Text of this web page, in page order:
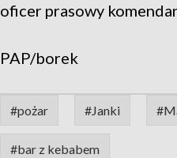
oficer prasowy
PAP/borek
#pożar #Janki
#bar z kebabem